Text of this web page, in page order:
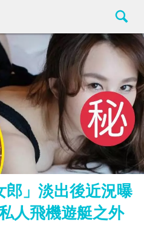
郎」淡出後近況曝
人飛機遊艇之外